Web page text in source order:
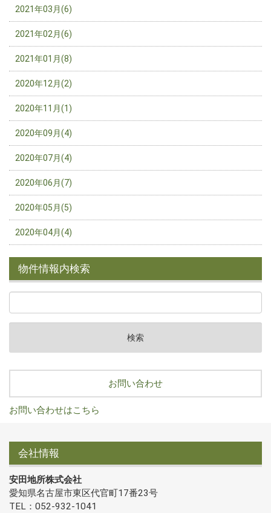
2021年03月(6)
2021年02月(6)
2021年01月(8)
2020年12月(2)
2020年11月(1)
2020年09月(4)
2020年07月(4)
2020年06月(7)
2020年05月(5)
2020年04月(4)
物件情報内検索
お問い合わせ
お問い合わせはこちら
会社情報
安田地所株式会社
愛知県名古屋市東区代官町17番23号
TEL：052-932-1041